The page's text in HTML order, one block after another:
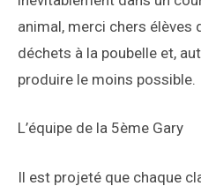
animal, merci chers élèves
déchets à la poubelle et,
produire le moins possible.
L’équipe de la 5ème Gary
Il est projeté que chaque